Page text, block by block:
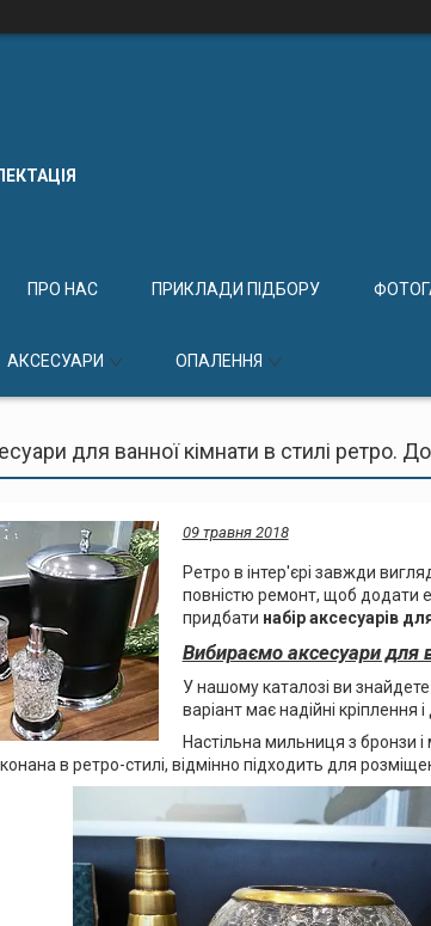
ПРО НАС ПРИКЛАДИ ПІДБОРУ
АКСЕСУАРИ ОПАЛЕННЯ
для ванної кімнати в стилі ретро.
09 травня 2018
Ретро в інтер'єрі завжди
повністю ремонт, щоб додати
придбати набір аксесуарів
Вибираємо аксесуари для
У нашому каталозі ви знайдете
варіант має надійні кріплення
Настільна мильниця з бронзи
в ретро-стилі, відмінно підходить для